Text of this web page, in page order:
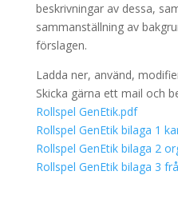
beskrivningar av dessa,
sammanställning av
förslagen.
Ladda ner, använd,
Skicka gärna ett mail och
Rollspel GenEtik.pdf
Rollspel GenEtik bilaga 1
Rollspel GenEtik bilaga 2
Rollspel GenEtik bilaga 3